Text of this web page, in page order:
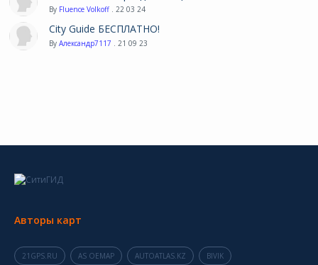
By Fluence Volkoff . 22 03 24
City Guide БЕСПЛАТНО!
By Александр7117 . 21 09 23
Авторы карт
21GPS.RU AS OEMAP AUTOATLAS.KZ BIVIK